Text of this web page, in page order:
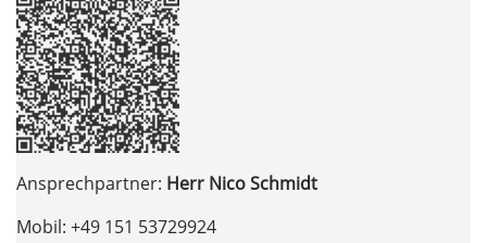
Ansprechpartner: Herr Nico Schmidt
Mobil: +49 151 53729924